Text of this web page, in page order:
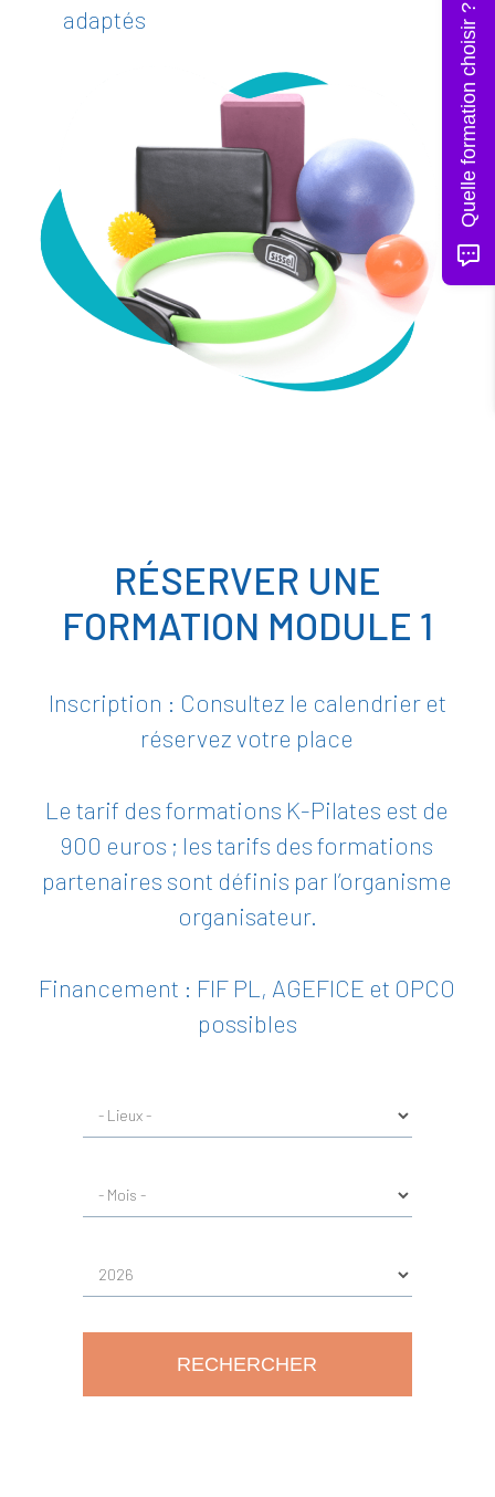
adaptés
RÉSERVER UNE
FORMATION MODULE 1
Inscription : Consultez le calendrier et
réservez votre place
Le tarif des formations K-Pilates est de
900 euros ; les tarifs des formations
partenaires sont définis par l’organisme
organisateur.
Financement : FIF PL, AGEFICE et OPCO
possibles
RECHERCHER
Quelle formation choisir ?